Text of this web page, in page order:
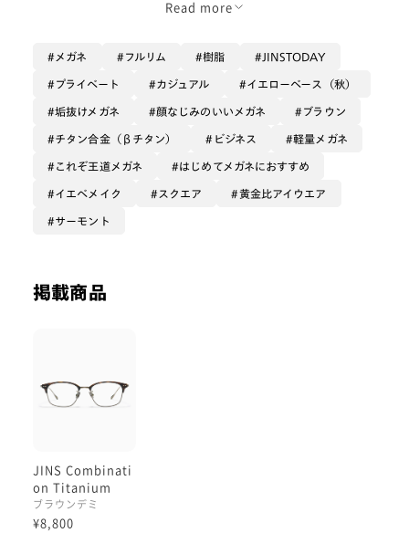
大人気のコンビチタンシリーズ！✨
こちらのサーモントタイプのフレームは知的な印象に見
せてくれます！
フレームの上部が眉のように少し太くなっているので、
お顔がキリッと引き締まります😼
プライベートでも、ファッションのワンポイントとして
楽しめます🥰
軽くて錆びづらく、長くご愛用いただける一本です
Read more
メガネ フルリム 樹脂 JINSTODAY
プライベート カジュアル イエローベース（秋）
垢抜けメガネ 顔なじみのいいメガネ ブラウン
チタン合金（βチタン） ビジネス 軽量メガネ
これぞ王道メガネ はじめてメガネにおすすめ
イエベメイク スクエア 黄金比アイウエア
サーモント
掲載商品
JINS Combinati
on Titanium
ブラウンデミ
¥8,800